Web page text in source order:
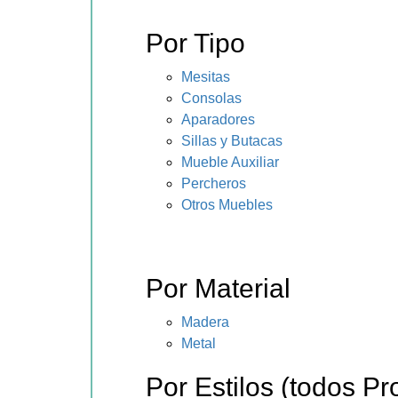
Por Tipo
Mesitas
Consolas
Aparadores
Sillas y Butacas
Mueble Auxiliar
Percheros
Otros Muebles
Por Material
Madera
Metal
Por Estilos (todos